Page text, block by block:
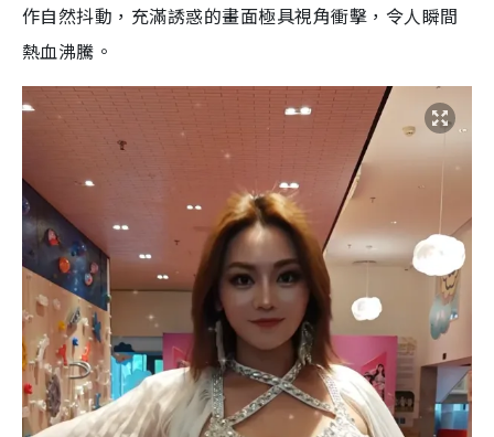
作自然抖動，充滿誘惑的畫面極具視角衝擊，令人瞬間
熱血沸騰。